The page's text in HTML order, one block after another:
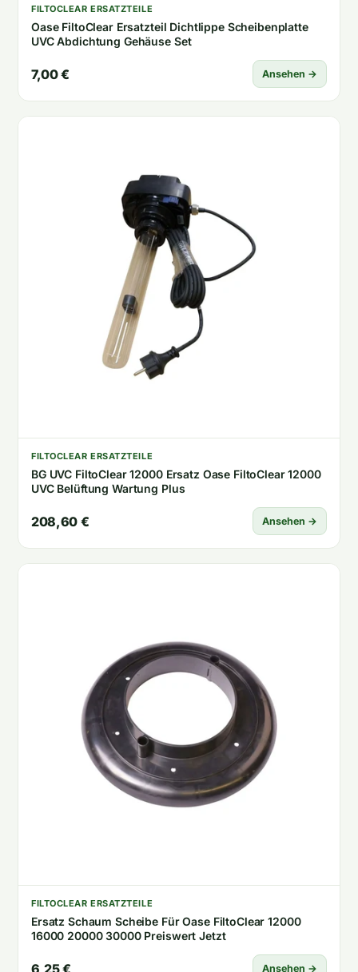
FILTOCLEAR ERSATZTEILE
Oase FiltoClear Ersatzteil Dichtlippe Scheibenplatte
UVC Abdichtung Gehäuse Set
7,00 € Ansehen →
FILTOCLEAR ERSATZTEILE
BG UVC FiltoClear 12000 Ersatz Oase FiltoClear 12000
UVC Belüftung Wartung Plus
208,60 € Ansehen →
FILTOCLEAR ERSATZTEILE
Ersatz Schaum Scheibe Für Oase FiltoClear 12000
16000 20000 30000 Preiswert Jetzt
6,25 € Ansehen →